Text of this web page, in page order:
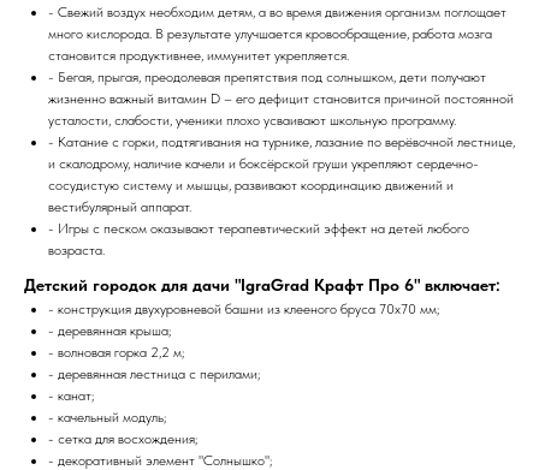
- Свежий воздух необходим детям, а во время движения организм поглощает
много кислорода. В результате улучшается кровообращение, работа мозга
становится продуктивнее, иммунитет укрепляется.
- Бегая, прыгая, преодолевая препятствия под солнышком, дети получают
жизненно важный витамин D – его дефицит становится причиной постоянной
усталости, слабости, ученики плохо усваивают школьную программу.
- Катание с горки, подтягивания на турнике, лазание по верёвочной лестнице,
и скалодрому, наличие качели и боксёрской груши укрепляют сердечно-
сосудистую систему и мышцы, развивают координацию движений и
вестибулярный аппарат.
- Игры с песком оказывают терапевтический эффект на детей любого
возраста.
Детский городок для дачи "IgraGrad Крафт Про 6" включает:
- конструкция двухуровневой башни из клееного бруса 70х70 мм;
- деревянная крыша;
- волновая горка 2,2 м;
- деревянная лестница с перилами;
- канат;
- качельный модуль;
- сетка для восхождения;
- декоративный элемент "Солнышко";